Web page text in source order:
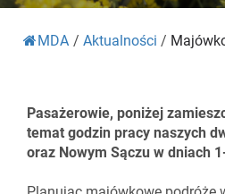
MDA / Aktualności /
Pasażerowie, poniżej
temat godzin pracy naszych
oraz Nowym Sączu w dniach